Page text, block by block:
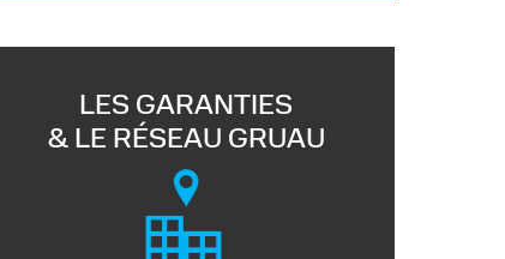
LES GARANTIES
& LE RÉSEAU GRUAU